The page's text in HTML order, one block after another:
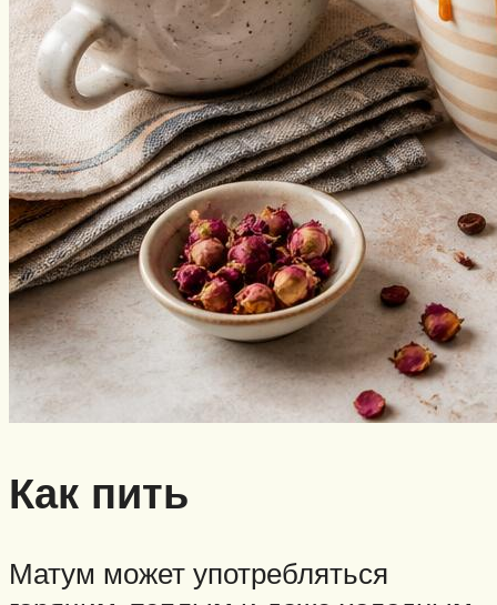
Как пить
Матум может употребляться